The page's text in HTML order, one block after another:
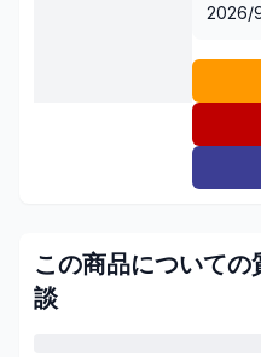
2026/
この商品についての
談